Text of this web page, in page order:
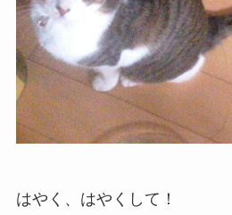
はやく、はやくして！